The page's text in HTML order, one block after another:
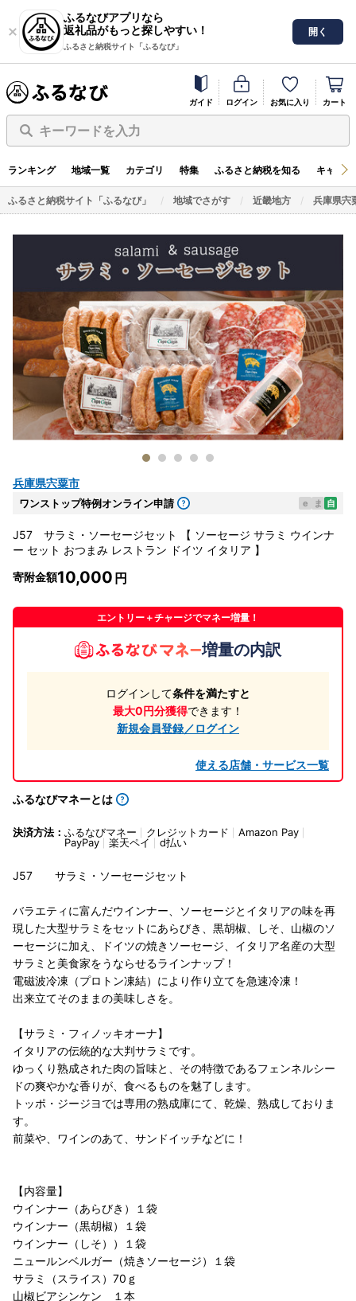
ふるなびアプリなら
返礼品がもっと探しやすい！
ふるさと納税サイト「ふるなび」
開く
ガイド ログイン お気に入り カート
キーワードを入力
ランキング 地域一覧 カテゴリ 特集 ふるさと納税を知る キャン
ふるさと納税サイト「ふるなび」 地域でさがす 近畿地方 兵庫県宍
兵庫県宍粟市
ワンストップ特例オンライン申請 e ま 自
J57 サラミ・ソーセージセット 【 ソーセージ サラミ ウインナ
ー セット おつまみ レストラン ドイツ イタリア 】
寄附金額10,000
エントリー＋チャージでマネー増量！
増量の内訳
ログインして条件を満たすと
最大0円分獲得できます！
新規会員登録／ログイン
使える店舗・サービス一覧
ふるなびマネーとは
決済方法： ふるなびマネー クレジットカード
Amazon Pay
PayPay
楽天ペイ d払い
J57 サラミ・ソーセージセット
バラエティに富んだウインナー、ソーセージとイタリアの味を再
現した大型サラミをセットにあらびき、黒胡椒、しそ、山椒のソ
ーセージに加え、ドイツの焼きソーセージ、イタリア名産の大型
サラミと美食家をうならせるラインナップ！
電磁波冷凍（プロトン凍結）により作り立てを急速冷凍！
出来立てそのままの美味しさを。
【サラミ・フィノッキオーナ】
イタリアの伝統的な大判サラミです。
ゆっくり熟成された肉の旨味と、その特徴であるフェンネルシー
ドの爽やかな香りが、食べるものを魅了します。
トッポ・ジージヨでは専用の熟成庫にて、乾燥、熟成しておりま
す。
前菜や、ワインのあて、サンドイッチなどに！
【内容量】
ウインナー（あらびき）１袋
ウインナー（黒胡椒）１袋
ウインナー（しそ））１袋
ニュールンベルガー（焼きソーセージ）１袋
サラミ（スライス）70ｇ
山椒ビアシンケン １本